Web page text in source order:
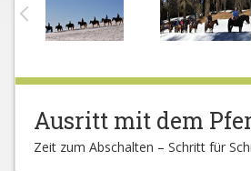
Ausritt mit dem
Zeit zum Abschalten – Schritt für